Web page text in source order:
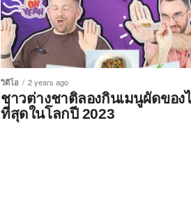
วิดีโอ 2 years ago
ชาวต่างชาติลองกินเมนูผัดของ
ที่สุดในโลกปี 2023